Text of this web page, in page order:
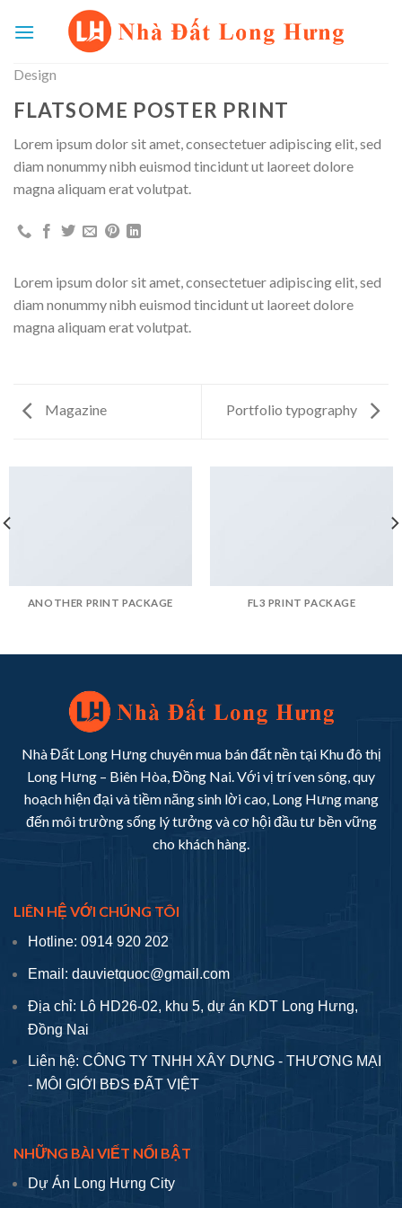
Design
FLATSOME POSTER PRINT
Lorem ipsum dolor sit amet, consectetuer adipiscing elit, sed
diam nonummy nibh euismod tincidunt ut laoreet dolore
magna aliquam erat volutpat.
Lorem ipsum dolor sit amet, consectetuer adipiscing elit, sed
diam nonummy nibh euismod tincidunt ut laoreet dolore
magna aliquam erat volutpat.
Magazine Portfolio typography
ANOTHER PRINT PACKAGE FL3 PRINT PACKAGE
Nhà Đất Long Hưng chuyên mua bán đất nền tại Khu đô thị
Long Hưng – Biên Hòa, Đồng Nai. Với vị trí ven sông, quy
hoạch hiện đại và tiềm năng sinh lời cao, Long Hưng mang
đến môi trường sống lý tưởng và cơ hội đầu tư bền vững
cho khách hàng.
LIÊN HỆ VỚI CHÚNG TÔI
Hotline: 0914 920 202
Email: dauvietquoc@gmail.com
Địa chỉ: Lô HD26-02, khu 5, dự án KDT Long Hưng,
Đồng Nai
Liên hệ: CÔNG TY TNHH XÂY DỰNG - THƯƠNG MẠI
- MÔI GIỚI BĐS ĐẤT VIỆT
NHỮNG BÀI VIẾT NỔI BẬT
Dự Án Long Hưng City